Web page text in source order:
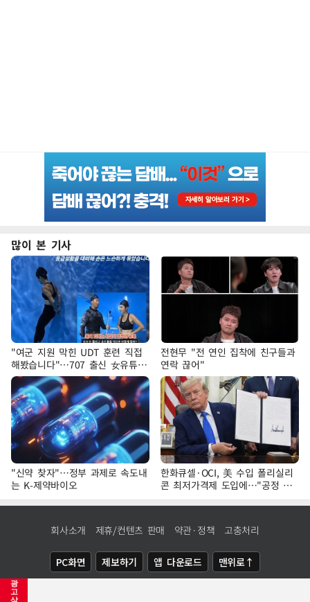
광
고
삭
많이 본 기사
"여군 지원 막힌 UDT 훈련 직접
해봤습니다"…707 출신 女유튜버
'완벽 소화'
전현무 "전 연인 집착에 친구들과
연락 끊어"
"신약 찾자"…정부 과제로 속도내
는 K-제약바이오
한화큐셀·OCI, 美 수입 폴리실리
콘 최저가격제 도입에…"공정 경
쟁·수익성 개선 환영"
회사소개 제휴/컨텐츠 판매 약관·정책 고충처리
PC화면 제보하기 앱 다운로드 맨위로↑